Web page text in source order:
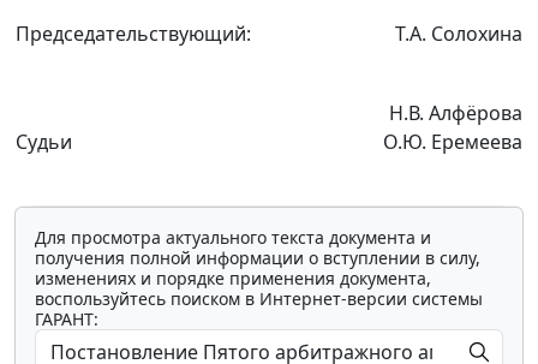
Председательствующий: Т.А. Солохина
Судьи
Н.В. Алфёрова
О.Ю. Еремеева
Для просмотра актуального текста документа и
получения полной информации о вступлении в силу,
изменениях и порядке применения документа,
воспользуйтесь поиском в Интернет-версии системы
ГАРАНТ: